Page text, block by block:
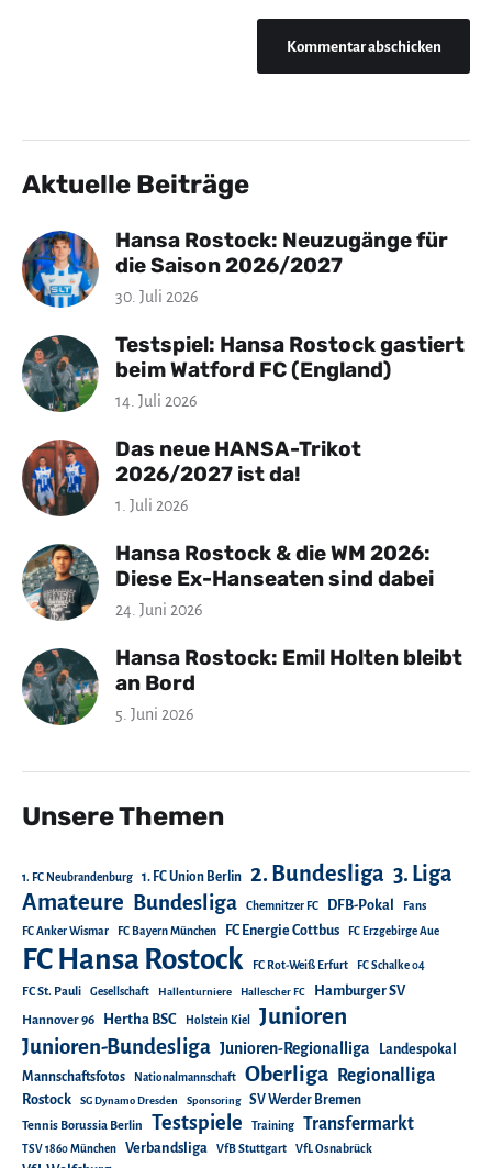
Aktuelle Beiträge
Hansa Rostock: Neuzugänge für
die Saison 2026/2027
30. Juli 2026
Testspiel: Hansa Rostock gastiert
beim Watford FC (England)
14. Juli 2026
Das neue HANSA-Trikot
2026/2027 ist da!
1. Juli 2026
Hansa Rostock & die WM 2026:
Diese Ex-Hanseaten sind dabei
24. Juni 2026
Hansa Rostock: Emil Holten bleibt
an Bord
5. Juni 2026
Unsere Themen
1. FC Neubrandenburg 1. FC Union Berlin 2. Bundesliga 3. Liga
Amateure Bundesliga Chemnitzer FC DFB-Pokal Fans
FC Anker Wismar FC Bayern München FC Energie Cottbus FC Erzgebirge Aue
FC Hansa Rostock FC Rot-Weiß Erfurt FC Schalke 04
FC St. Pauli Gesellschaft Hallenturniere Hallescher FC Hamburger SV
Hannover 96 Hertha BSC Holstein Kiel Junioren
Junioren-Bundesliga Junioren-Regionalliga
Landespokal
Mannschaftsfotos
Nationalmannschaft Oberliga Regionalliga
Rostock SG Dynamo Dresden Sponsoring SV Werder Bremen
Tennis Borussia Berlin Testspiele Training Transfermarkt
TSV 1860 München Verbandsliga VfB Stuttgart VfL Osnabrück